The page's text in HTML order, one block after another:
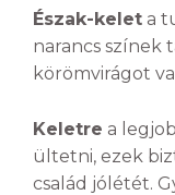
Észak-kelet a
narancs színek
körömvirágot
Keletre a
ültetni, ezek
család jólétét.